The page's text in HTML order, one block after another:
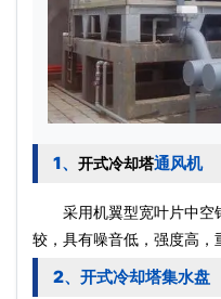
1、 开式冷却塔通风机
采用机翼型宽叶片中空
较，具有噪音低，强度高，
2、开式冷却塔集水盘